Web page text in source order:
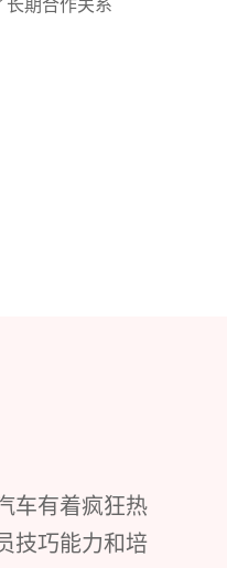
长期合作关系
车有着疯狂热
技巧能力和培